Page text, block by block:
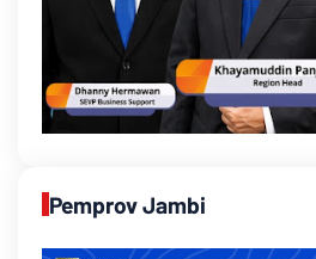
Pemprov Jambi